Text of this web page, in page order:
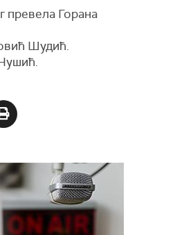
превела Горана
Шудић.